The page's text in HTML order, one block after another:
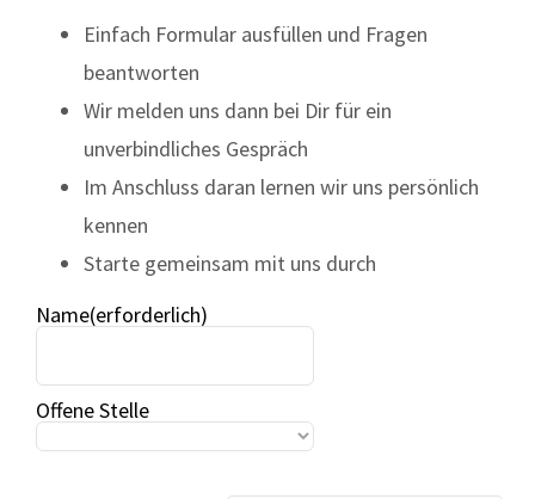
Einfach Formular ausfüllen und Fragen
beantworten
Wir melden uns dann bei Dir für ein
unverbindliches Gespräch
Im Anschluss daran lernen wir uns persönlich
kennen
Starte gemeinsam mit uns durch
Name
Offene Stelle